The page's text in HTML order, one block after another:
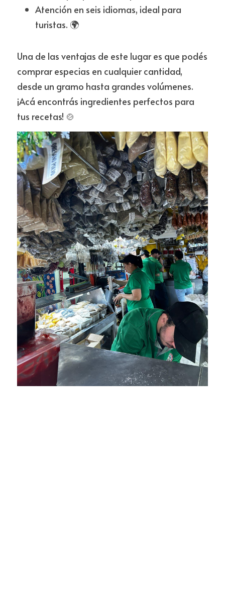
Atención en seis idiomas, ideal para
turistas. 🌍
Una de las ventajas de este lugar es que podés
comprar especias en cualquier cantidad,
desde un gramo hasta grandes volúmenes.
¡Acá encontrás ingredientes perfectos para
tus recetas! 🍲